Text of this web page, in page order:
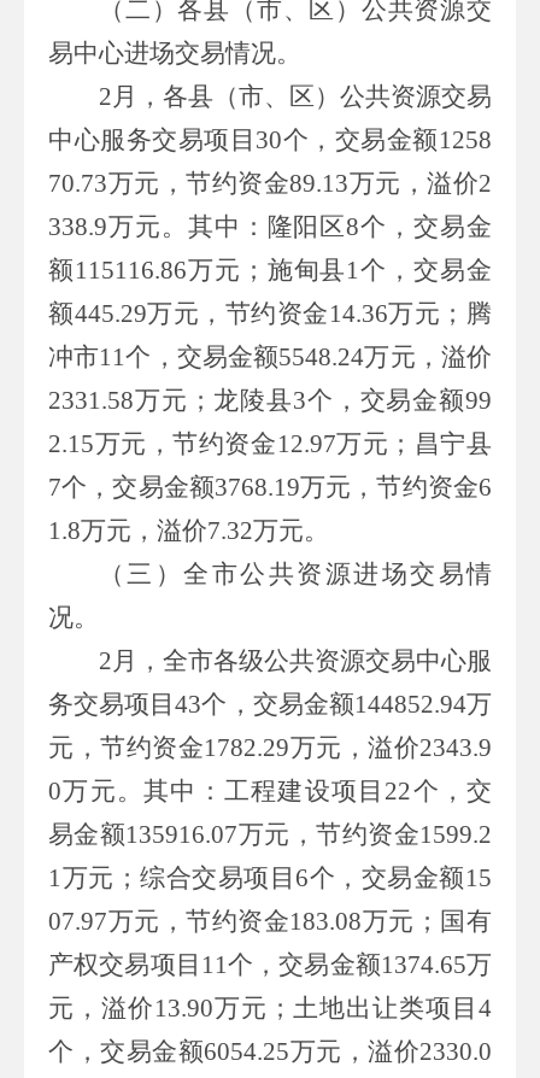
（二）各县（市、区）公共资源交
易中心进场交易情况。
2月，各县（市、区）公共资源交易
中心服务交易项目 30个，交易金额1258
70.73万元，节约资金89.13万元，溢价2
338.9万元。其中：隆阳区8个，交易金
额115116.86万元；施甸县1个，交易金
额445.29万元，节约资金14.36万元；腾
冲市11个，交易金额5548.24万元，溢价
2331.58万元；龙陵县3个，交易金额99
2.15万元，节约资金12.97万元；昌宁县
7个，交易金额3768.19万元，节约资金6
1.8万元，溢价7.32万元。
（三）全市公共资源进场交易情
况。
2月，全市各级公共资源交易中心服
务交易项目43个，交易金额144852.94万
元，节约资金1782.29万元，溢价2343.9
0万元。其中：工程建设项目 22个，交
易金额135916.07万元，节约资金1599.2
1万元；综合交易项目 6个，交易金额15
07.97万元，节约资金183.08万元；国有
产权交易项目 11个，交易金额1374.65万
元，溢价13.90万元；土地出让类项目4
个，交易金额6054.25万元，溢价2330.0